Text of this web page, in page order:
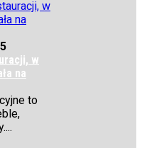
w
na
to